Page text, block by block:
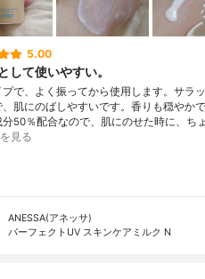
5.00
して使いやすい。
プで、よく振ってから使用します。サラ
、肌にのばしやすいです。香りも穏やか
分50％配合なので、肌にのせた時に、ち
見る
ANESSA(アネッサ)
パーフェクトUV スキンケアミルク N